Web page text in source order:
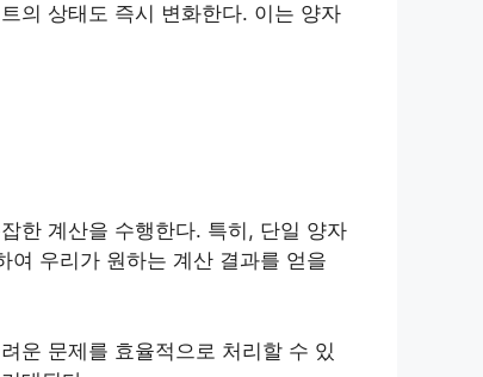
의 상태도 즉시 변화한다. 이는 양자
한 계산을 수행한다. 특히, 단일 양자
여 우리가 원하는 계산 결과를 얻을
운 문제를 효율적으로 처리할 수 있